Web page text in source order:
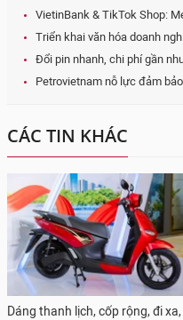
VietinBank & TikTok Shop:
Triển khai văn hóa doanh
Đổi pin nhanh, chi phí gần
Petrovietnam nỗ lực đảm
CÁC TIN KHÁC
Dáng thanh lịch, cốp rộng, đi xa,